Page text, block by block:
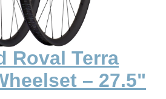
Roval Terra
– 27.5"